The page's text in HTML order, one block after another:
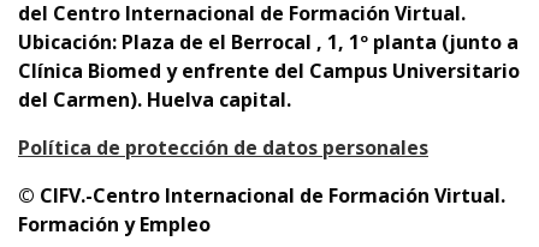
del Centro Internacional de Formación Virtual.
Ubicación: Plaza de el Berrocal , 1, 1º planta (junto a
Clínica Biomed y enfrente del Campus Universitario
del Carmen). Huelva capital.
Política de protección de datos personales
© CIFV.-Centro Internacional de Formación Virtual.
Formación y Empleo